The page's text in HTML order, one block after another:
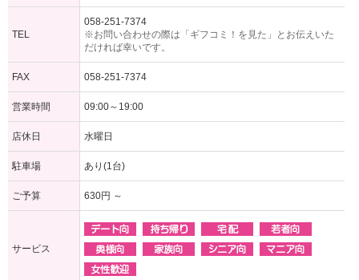
TEL
058-251-7374
※お問い合わせの際は「ギフコミ！を見た」とお伝えいた
だければ幸いです。
FAX 058-251-7374
営業時間 09:00～19:00
店休日 水曜日
駐車場 あり(1台)
ご予算 630円 ～
サービス